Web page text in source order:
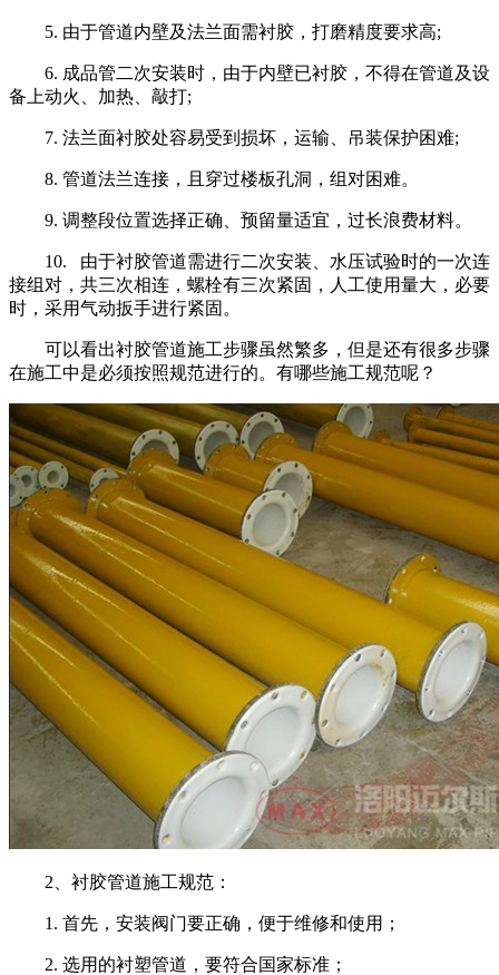
5. 由于管道内壁及法兰面需衬胶，打磨精度要求高;
6. 成品管二次安装时，由于内壁已衬胶，不得在管道及设
备上动火、加热、敲打;
7. 法兰面衬胶处容易受到损坏，运输、吊装保护困难;
8. 管道法兰连接，且穿过楼板孔洞，组对困难。
9. 调整段位置选择正确、预留量适宜，过长浪费材料。
10. 由于衬胶管道需进行二次安装、水压试验时的一次连
接组对，共三次相连，螺栓有三次紧固，人工使用量大，必要
时，采用气动扳手进行紧固。
可以看出衬胶管道施工步骤虽然繁多，但是还有很多步骤
在施工中是必须按照规范进行的。有哪些施工规范呢？
2 、衬胶管道施工规范：
1. 首先，安装阀门要正确，便于维修和使用；
2. 选用的衬塑管道，要符合国家标准；